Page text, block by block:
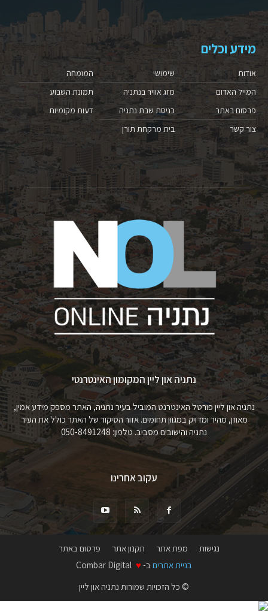
מידע וכלים
אודות
המייל האדום
פרסום באתר
צור קשר
שימושי
מזג אוויר בנתניה
כניסת שבת נתניה
בית מרקחת תורן
המומחה
תמונת השבוע
דעות מקומיות
נתניה און ליין המקומון האינטרנטי
נתניה און ליין פורטל האינטרנט המוביל בעיר נתניה, האתר מספק מידע אמין,
מאוזן, מהיר ומדויק במגוון תחומים. אזור הסיקור של האתר כולל את העיר
נתניה והישובים מסביב. טלפון: 050-8491248
עקוב אחרינו
נגישות מפת אתר תקנון אתר
פרסום באתר
בניית אתרים ב- ♥
© כל הזכויות שמורות נתניה און ליין